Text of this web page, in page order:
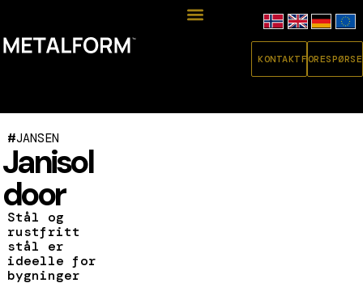
KONTAKT
#JANSEN
Janisol
door
Stål og
rustfritt
stål er
ideelle for
bygninger